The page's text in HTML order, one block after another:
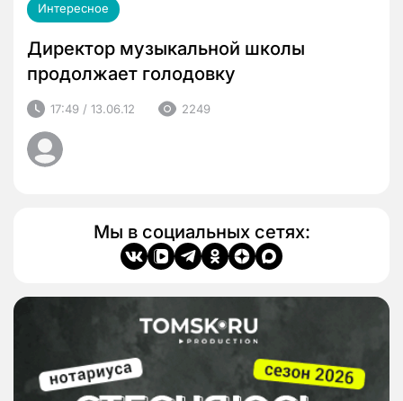
Интересное
Директор музыкальной школы
продолжает голодовку
17:49 / 13.06.12 2249
Мы в социальных сетях: